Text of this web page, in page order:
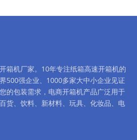
开箱机厂家。10年专注纸箱高速开箱机的
500强企业、1000多家大中小企业见证
的包装需求， 电商开箱机产品广泛用于
货、饮料、新材料、玩具、化妆品、电